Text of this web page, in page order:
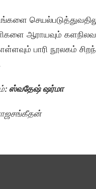
ஆராயவும்
பாரி நூலகம்
ஸ்வதேஷ் ஷர்மா